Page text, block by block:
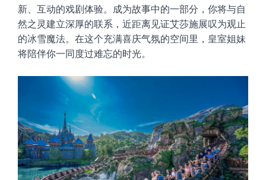
新、互动的戏剧体验。成为故事中的一部分，你将与自
然之灵建立深厚的联系，近距离见证艾莎施展叹为观止
的冰雪魔法。在这个充满喜庆气氛的空间里，皇室姐妹
将陪伴你一同度过难忘的时光。